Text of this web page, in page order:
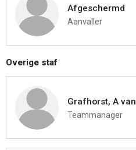
Afgeschermd
Aanvaller
Overige staf
Grafhorst, A van
Teammanager